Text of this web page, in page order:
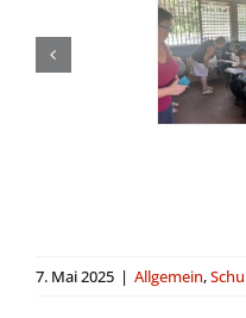
7. Mai 2025 | Allgemein,